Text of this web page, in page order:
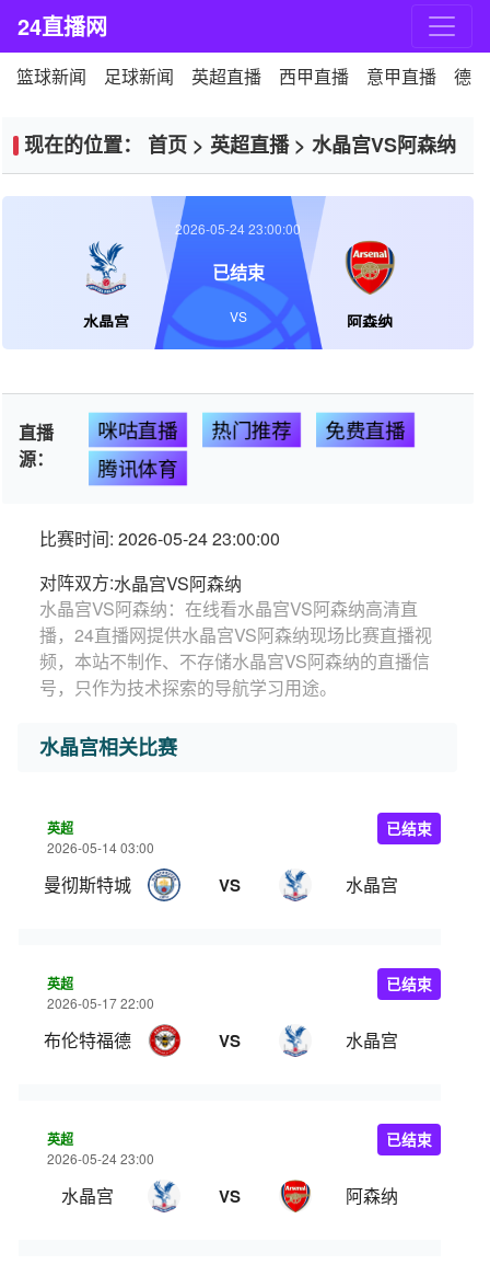
24直播网
篮球新闻 足球新闻 英超直播 西甲直播 意甲直播 德
现在的位置： 首页 > 英超直播> 水晶宫VS阿森纳
水晶宫 阿森纳
2026-05-24 23:00:00
已结束
VS
直播
源：
咪咕直播 热门推荐
免费直播
腾讯体育
比赛时间: 2026-05-24 23:00:00
对阵双方:水晶宫VS阿森纳
水晶宫VS阿森纳：在线看水晶宫VS阿森纳高清直
播，24直播网提供水晶宫VS阿森纳现场比赛直播视
频，本站不制作、不存储水晶宫VS阿森纳的直播信
号，只作为技术探索的导航学习用途。
水晶宫相关比赛
英超
2026-05-14 03:00
曼彻斯特城 VS 水晶宫
已结束
英超
2026-05-17 22:00
布伦特福德 VS 水晶宫
已结束
英超
2026-05-24 23:00
水晶宫 VS 阿森纳
已结束